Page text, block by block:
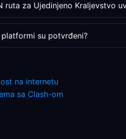
ruta za Ujedinjeno Kraljevstvo
su potvrđeni?
na internetu
sa Clash-om